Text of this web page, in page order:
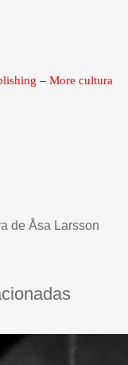
– More cultura
de Åsa Larsson